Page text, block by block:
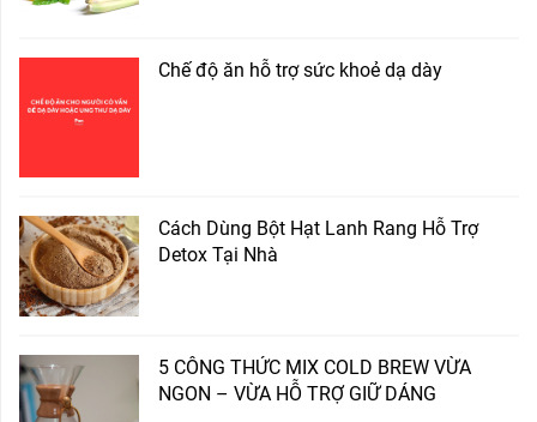
Chế độ ăn hỗ trợ sức khoẻ dạ dày
Cách Dùng Bột Hạt Lanh Rang Hỗ Trợ
Detox Tại Nhà
5 CÔNG THỨC MIX COLD BREW VỪA
NGON – VỪA HỖ TRỢ GIỮ DÁNG